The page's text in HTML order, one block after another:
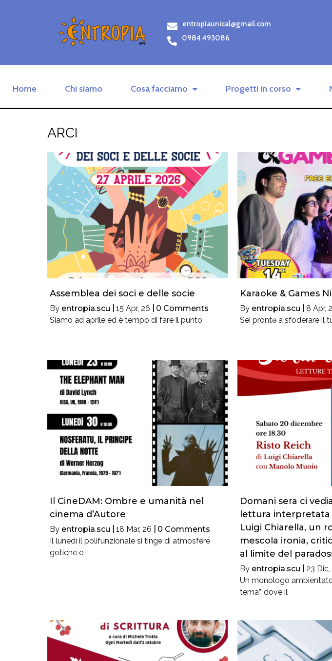
entropiaunical@gmail.com
0984 493086
Home Chi siamo Cosa facciamo Progetti in corso
ARCI
Assemblea dei soci e delle socie
By entropia.scu 15 Apr, 26
0 Comments
Siamo ad aprile ed è tempo di fare il punto
Karaoke & Games
By entropia.scu 8 Apr,
Sei prontə a sfoderare il
Il CineDAM: Ombre e umanità nel
cinema d’Autore
By entropia.scu 18 Mar, 26
0 Comments
Il lunedì il polifunzionale si tinge di atmosfere
gotiche e
Domani sera ci
lettura interpretata
Luigi Chiarella, un
mescola ironia,
al limite del
By entropia.scu 23 Dic,
Un monologo
tema”, dove il